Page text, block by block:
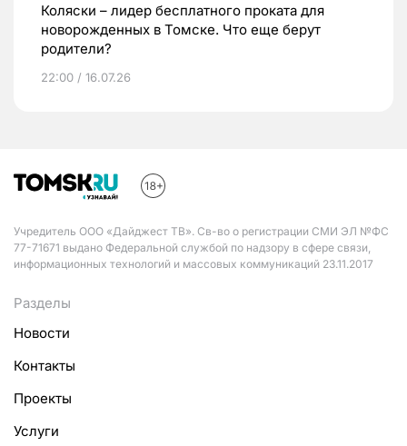
Коляски – лидер бесплатного проката для
новорожденных в Томске. Что еще берут
родители?
22:00 / 16.07.26
Учредитель ООО «Дайджест ТВ». Св-во о регистрации СМИ ЭЛ №ФС
77-71671 выдано Федеральной службой по надзору в сфере связи,
информационных технологий и массовых коммуникаций 23.11.2017
Разделы
Новости
Контакты
Проекты
Услуги